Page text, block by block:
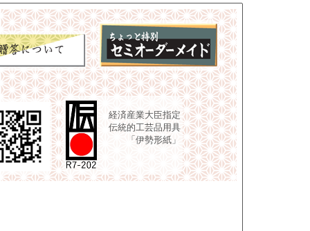
経済産業大臣指定
伝統的工芸品用具
「伊勢形紙」